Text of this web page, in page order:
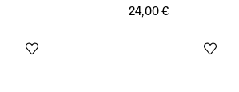
24,00 €